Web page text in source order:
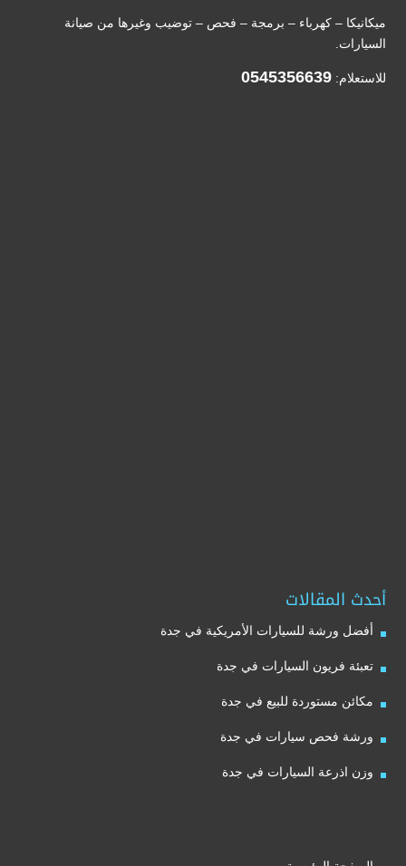
ميكانيكا – كهرباء – برمجة – فحص – توضيب وغيرها من صيانة
السيارات.
للاستعلام: 0545356639
أحدث المقالات
أفضل ورشة للسيارات الأمريكية في جدة
تعبئة فريون السيارات في جدة
مكائن مستوردة للبيع في جدة
ورشة فحص سيارات في جدة
وزن اذرعة السيارات في جدة